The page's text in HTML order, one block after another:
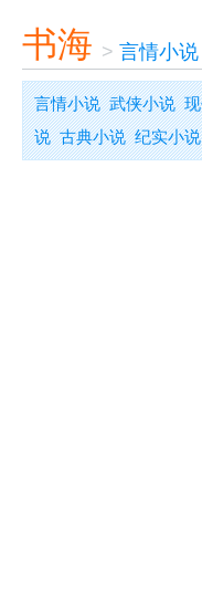
书海 > 言情小说
言情小说 武侠小说
说 古典小说 纪实小说